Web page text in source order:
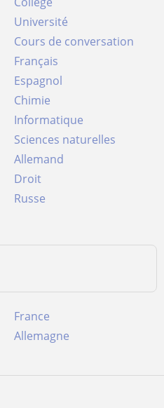
Université
Cours de conversation
Français
Espagnol
Chimie
Informatique
Sciences naturelles
Allemand
Droit
Russe
France
Allemagne